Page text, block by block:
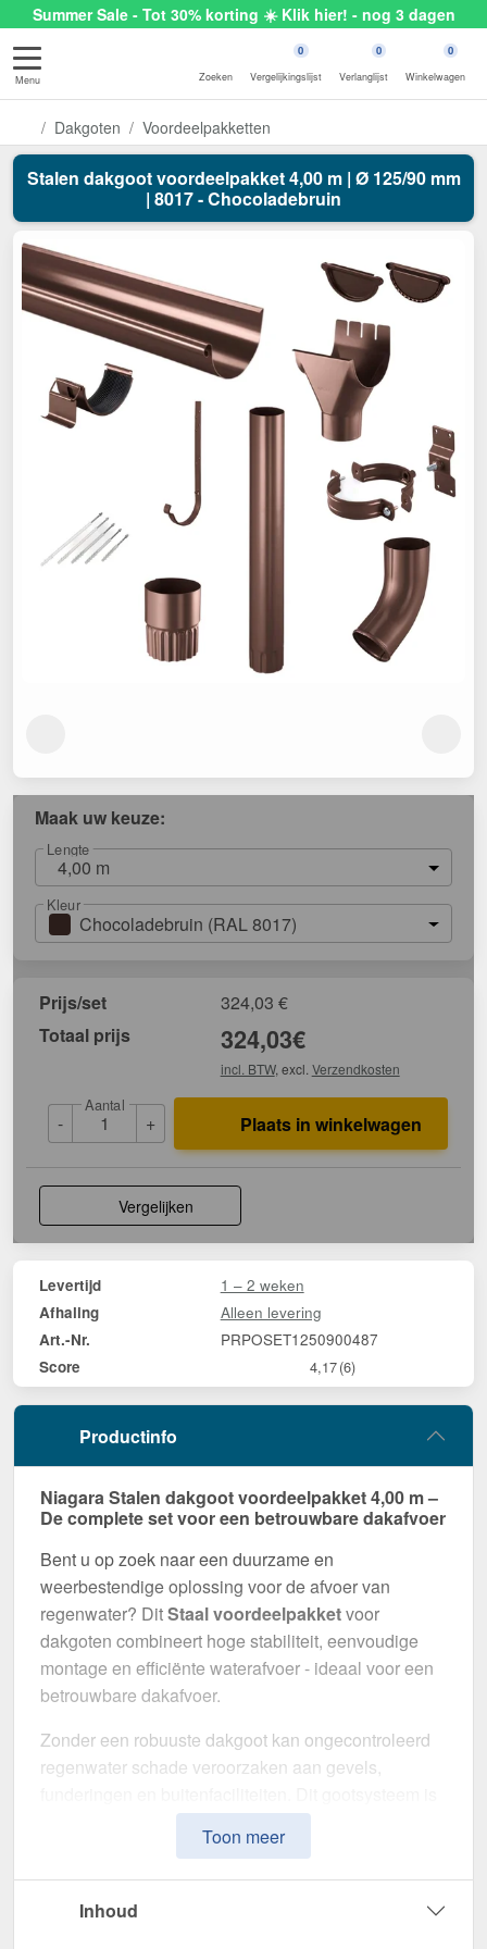
Summer Sale - Tot 30% korting ☀️ Klik hier! - nog 3 dagen
Menu Zoeken
0
Vergelijkingslijst
0
Verlanglijst
0
Winkelwagen
Dakgoten Voordeelpakketten
Stalen dakgoot voordeelpakket 4,00 m | Ø 125/90 mm
| 8017 - Chocoladebruin
Maak uw keuze:
Lengte
4,00 m
Kleur
Chocoladebruin (RAL 8017)
Prijs/set 324,03 €
Totaal prijs
324,03€
incl. BTW, excl. Verzendkosten
-
Aantal
+ Plaats in winkelwagen
Vergelijken
Levertijd 1 – 2 weken
Afhaling Alleen levering
Art.-Nr. PRPOSET1250900487
Score 4,17(6)
Productinfo
Niagara Stalen dakgoot voordeelpakket 4,00 m –
De complete set voor een betrouwbare dakafvoer
Bent u op zoek naar een duurzame en
weerbestendige oplossing voor de afvoer van
regenwater? DitStaal voordeelpakketvoor
dakgoten combineert hoge stabiliteit, eenvoudige
montage en efficiënte waterafvoer - ideaal voor een
betrouwbare dakafvoer.
Zonder een robuuste dakgoot kan ongecontroleerd
regenwater schade veroorzaken aan gevels,
speciaal ontwikkeld om eenveilige en duurzame
afwateringsoplossingte bieden. Het maakt indruk
met zijn hoge weerstand, doordachte ontwerp en
eenvoudige installatie.
Toon meer
Inhoud